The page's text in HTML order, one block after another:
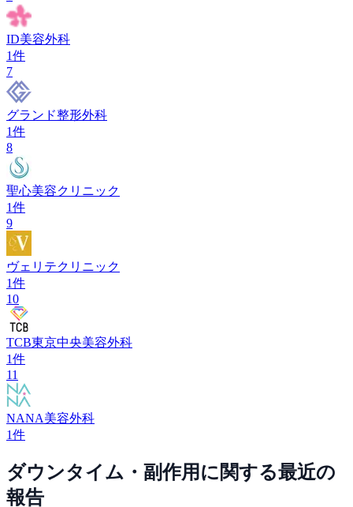
ID美容外科
1件
7
グランド整形外科
1件
8
聖心美容クリニック
1件
9
ヴェリテクリニック
1件
10
TCB東京中央美容外科
1件
11
NANA美容外科
1件
ダウンタイム・副作用 に関する最近の
報告